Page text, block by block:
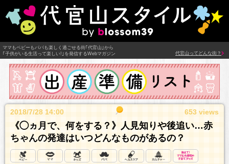
ママもベビーもパパも楽しく過ごせる街｢代官山｣から
｢子供がいる生活って楽しい!｣を発信するWebマガジン
代官山ってどんな街？
2018/7/28 14:00 653 views
《◯ヵ月で、何をする？》人見知りや後追い…赤
ちゃんの発達はいつどんなものがあるの？